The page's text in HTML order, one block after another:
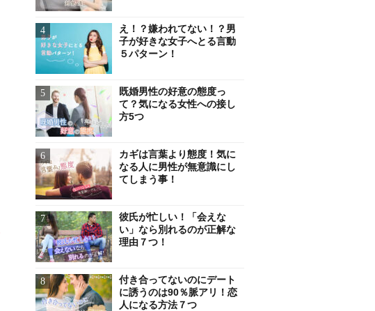
え！？嫌われてない！？男
子が好きな女子へとる言動
５パターン！
既婚男性の好意の態度っ
て？気になる女性への接し
方5つ
カギは言葉より態度！気に
なる人に男性が無意識にし
てしまう事！
彼氏が忙しい！「会えな
い」なら別れるのが正解な
理由７つ！
付き合ってないのにデート
に誘うのは90％脈アリ！恋
人になる方法７つ